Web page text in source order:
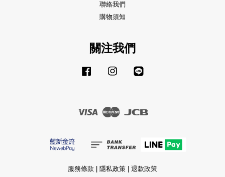
聯絡我們
購物須知
關注我們
Facebook Instagram
Visa Master
服務條款 | 隱私政策 | 退款政策